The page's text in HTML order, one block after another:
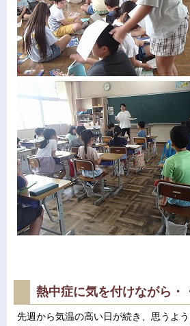
熱中症に気を付けながら・
先週から気温の高い日が続き、思うよ